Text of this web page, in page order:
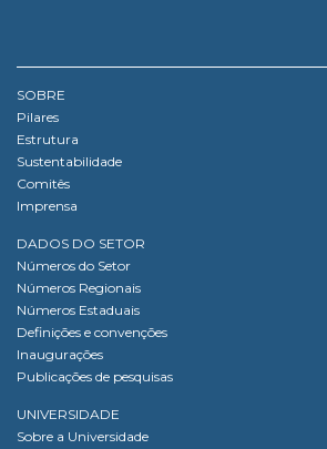
SOBRE
Pilares
Estrutura
Sustentabilidade
Comitês
Imprensa
DADOS DO SETOR
Números do Setor
Números Regionais
Números Estaduais
Definições e convenções
Inaugurações
Publicações de pesquisas
UNIVERSIDADE
Sobre a Universidade